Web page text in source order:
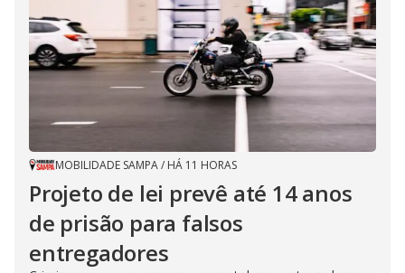
MOBILIDADE SAMPA/ HÁ 11 HORAS
Projeto de lei prevê até 14 anos
de prisão para falsos
entregadores